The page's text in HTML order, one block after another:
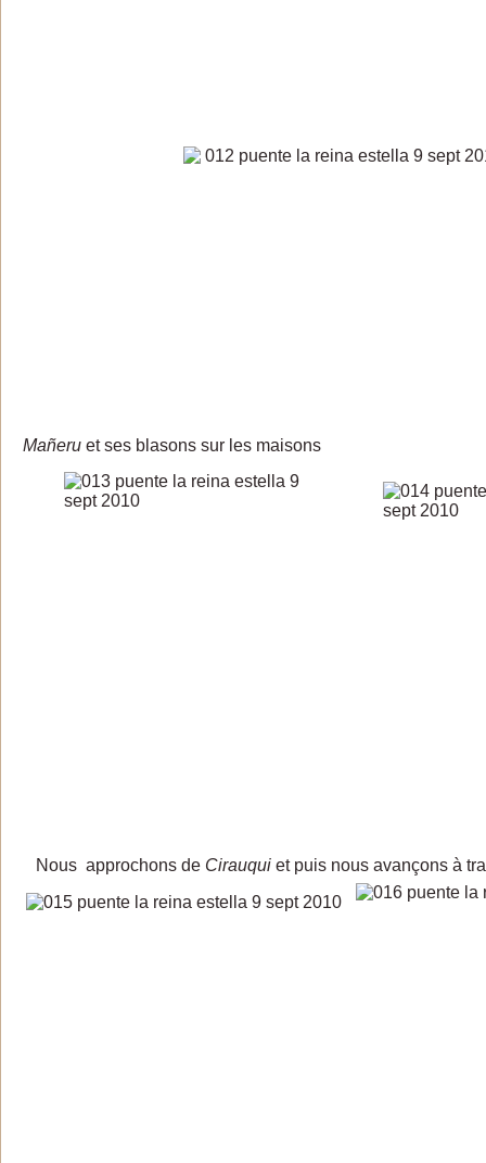
Mañeru et ses blasons sur les maisons
Nous approchons de Cirauqui et puis nous avançons à